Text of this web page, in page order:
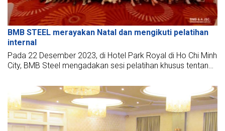
BMB STEEL merayakan Natal dan mengikuti pelatihan
internal
Pada 22 Desember 2023, di Hotel Park Royal di Ho Chi Minh
City, BMB Steel mengadakan sesi pelatihan khusus tentang
sebagai pembicara. Untuk meningkatkan keterampilan
lunak bagi BMBers, sesi pelatihan tersebut berfokus pada
masalah terkait stres seperti "Apakah stres menakutkan?"
dan "Apakah baik jika tidak ada stres?".